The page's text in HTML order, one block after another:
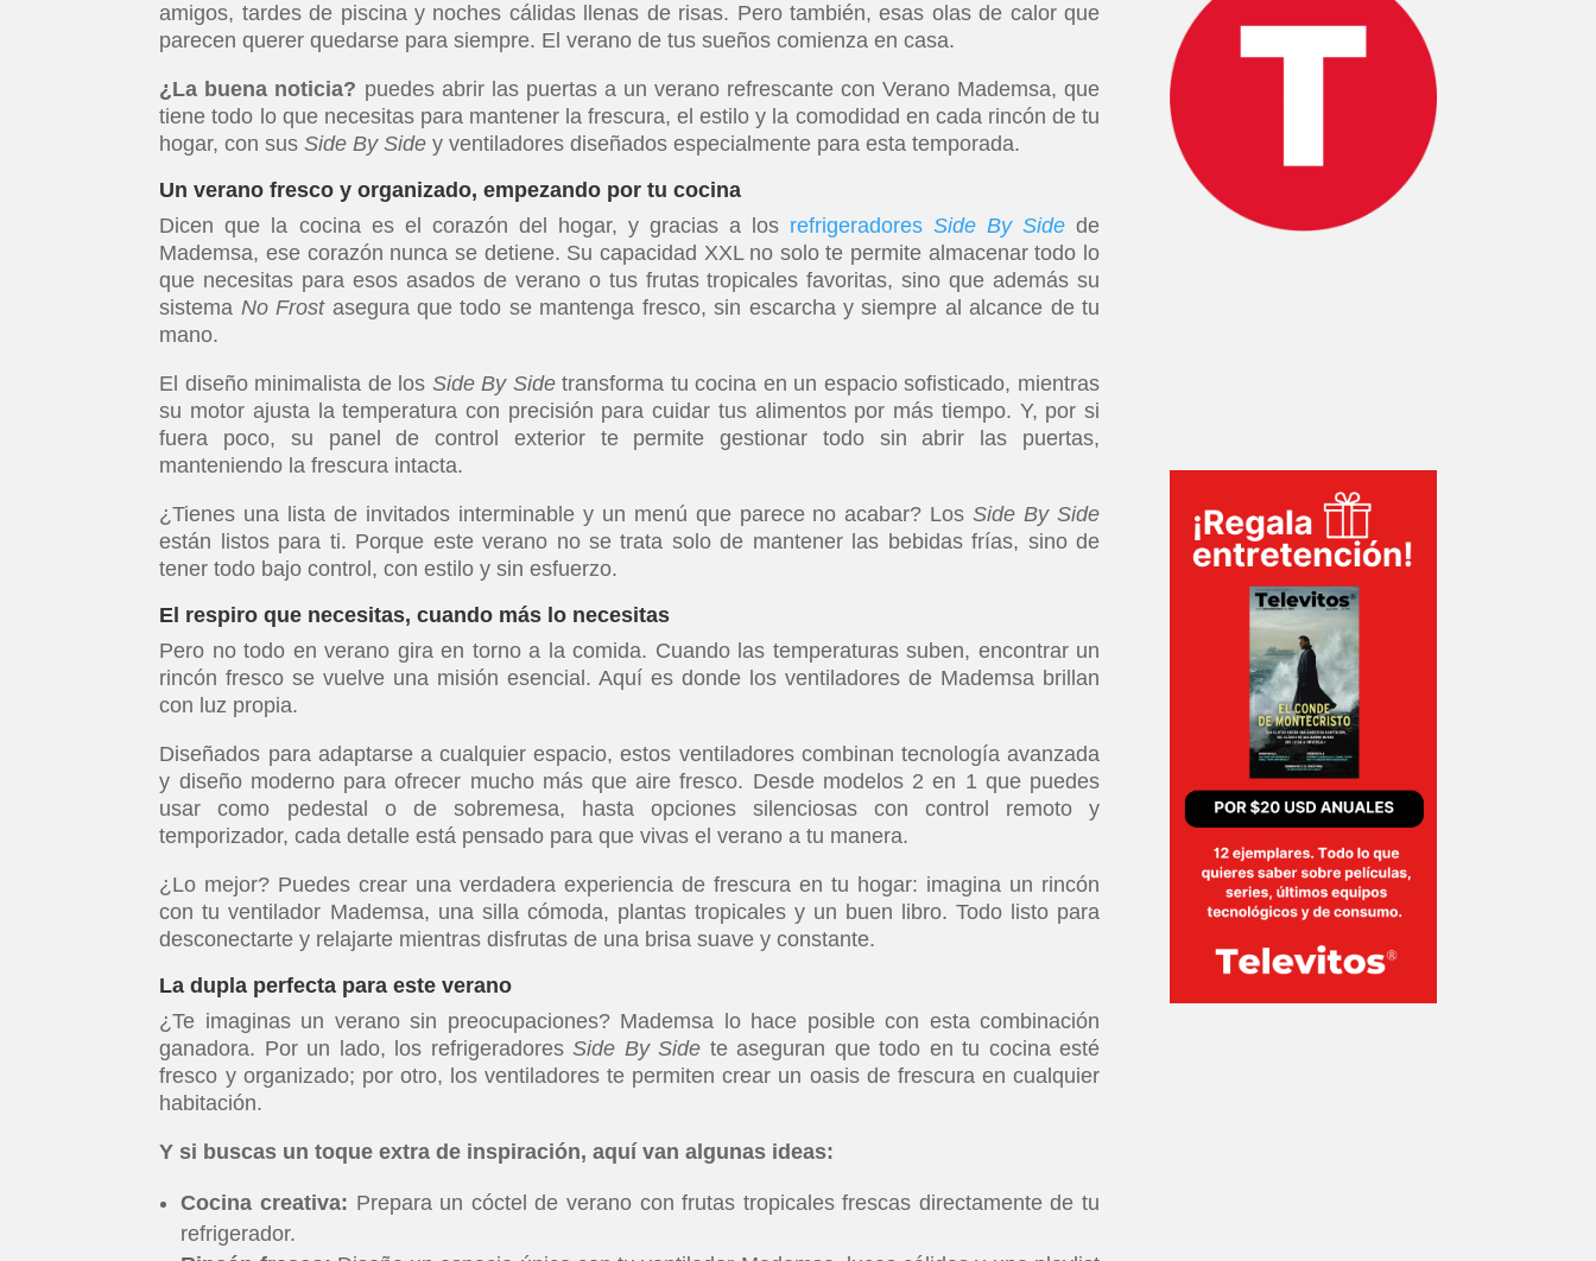
amigos, tardes de piscina y noches cálidas llenas de risas. Pero también, esas olas de calor que
parecen querer quedarse para siempre. El verano de tus sueños comienza en casa.
¿La buena noticia? puedes abrir las puertas a un verano refrescante con Verano Mademsa, que
tiene todo lo que necesitas para mantener la frescura, el estilo y la comodidad en cada rincón de tu
hogar, con susSide By Side y ventiladores diseñados especialmente para esta temporada.
Un verano fresco y organizado, empezando por tu cocina
Dicen que la cocina es el corazón del hogar, y gracias a los refrigeradores Side By Side de
Mademsa, ese corazón nunca se detiene. Su capacidad XXL no solo te permite almacenar todo lo
que necesitas para esos asados de verano o tus frutas tropicales favoritas, sino que además su
sistema No Frostasegura que todo se mantenga fresco, sin escarcha y siempre al alcance de tu
mano.
El diseño minimalista de los Side By Sidetransforma tu cocina en un espacio sofisticado, mientras
su motor ajusta la temperatura con precisión para cuidar tus alimentos por más tiempo. Y, por si
fuera poco, su panel de control exterior te permite gestionar todo sin abrir las puertas,
manteniendo la frescura intacta.
¿Tienes una lista de invitados interminable y un menú que parece no acabar? LosSide By Side
están listos para ti. Porque este verano no se trata solo de mantener las bebidas frías, sino de
tener todo bajo control, con estilo y sin esfuerzo.
El respiro que necesitas, cuando más lo necesitas
Pero no todo en verano gira en torno a la comida. Cuando las temperaturas suben, encontrar un
rincón fresco se vuelve una misión esencial. Aquí es donde los ventiladores de Mademsa brillan
con luz propia.
Diseñados para adaptarse a cualquier espacio, estos ventiladores combinan tecnología avanzada
y diseño moderno para ofrecer mucho más que aire fresco. Desde modelos 2 en 1 que puedes
usar como pedestal o de sobremesa, hasta opciones silenciosas con control remoto y
temporizador, cada detalle está pensado para que vivas el verano a tu manera.
¿Lo mejor? Puedes crear una verdadera experiencia de frescura en tu hogar: imagina un rincón
con tu ventilador Mademsa, una silla cómoda, plantas tropicales y un buen libro. Todo listo para
desconectarte y relajarte mientras disfrutas de una brisa suave y constante.
La dupla perfecta para este verano
¿Te imaginas un verano sin preocupaciones? Mademsa lo hace posible con esta combinación
ganadora. Por un lado, los refrigeradoresSide By Side te aseguran que todo en tu cocina esté
fresco y organizado; por otro, los ventiladores te permiten crear un oasis de frescura en cualquier
habitación.
Y si buscas un toque extra de inspiración, aquí van algunas ideas:
Cocina creativa: Prepara un cóctel de verano con frutas tropicales frescas directamente de tu
refrigerador.